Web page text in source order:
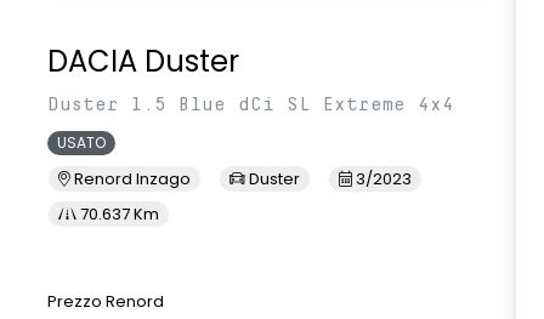
DACIA Duster
Duster 1.5 Blue dCi SL Extreme 4x4
USATO
Renord Inzago Duster
3/2023
70.637 Km
Prezzo Renord